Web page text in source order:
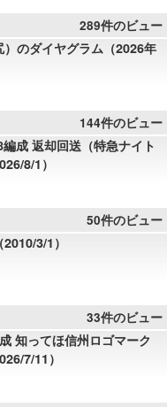
289件のビュー
のダイヤグラム（2026年
144件のビュー
成 返却回送（特急ナイト
8/1）
50件のビュー
3/1）
33件のビュー
知ってほ信州ロゴマーク
7/11）